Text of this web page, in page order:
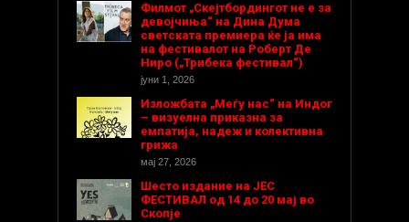
Филмот „Скејтбордингот не е за
девојчиња“ на Дина Дума
светската премиера ќе ја има
на фестивалот на Роберт Де
Ниро („Трибека фестивал“)
јуни 1, 2026
Изложбата „Меѓу нас“ на Индог
– визуелна приказна за
емпатија, надеж и колективна
грижа
мај 27, 2026
Шесто издание на ЈЕС
ФЕСТИВАЛ од 14 до 20 мај во
Скопје